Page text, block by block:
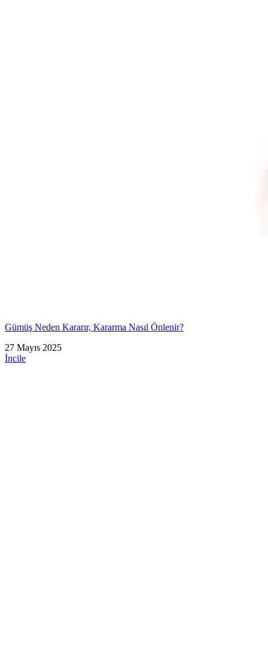
Gümüş Neden Kararır, Kararma Nasıl Önlenir?
27 Mayıs 2025
İncile